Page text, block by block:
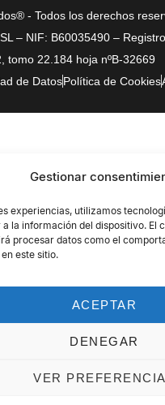
Gestionar
experiencias, utilizamos
la información del dispositivo. El
procesar datos como el
este sitio.
ACEPTAR
DENEGAR
VER
- Todos los derechos
– NIF: B60035490 –
tomo 22.184 hoja nºB-32669
de DatosPolítica de Cookies